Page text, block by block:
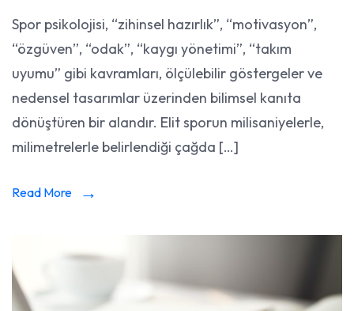
Spor psikolojisi, “zihinsel hazırlık”, “motivasyon”,
“özgüven”, “odak”, “kaygı yönetimi”, “takım
uyumu” gibi kavramları, ölçülebilir göstergeler ve
nedensel tasarımlar üzerinden bilimsel kanıta
dönüştüren bir alandır. Elit sporun milisaniyelerle,
milimetrelerle belirlendiği çağda […]
Read More